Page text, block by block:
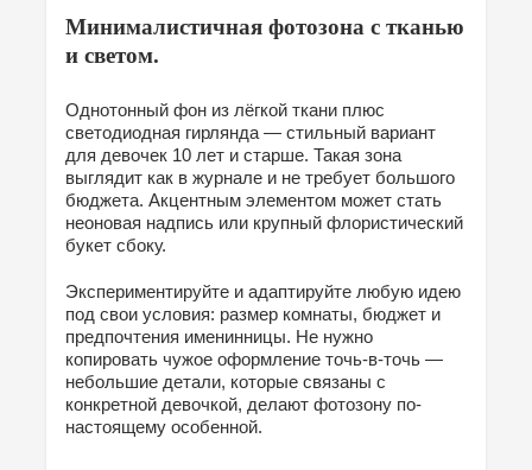
Минималистичная фотозона с тканью
и светом.
Однотонный фон из лёгкой ткани плюс
светодиодная гирлянда — стильный вариант
для девочек 10 лет и старше. Такая зона
выглядит как в журнале и не требует большого
бюджета. Акцентным элементом может стать
неоновая надпись или крупный флористический
букет сбоку.
Экспериментируйте и адаптируйте любую идею
под свои условия: размер комнаты, бюджет и
предпочтения именинницы. Не нужно
копировать чужое оформление точь-в-точь —
небольшие детали, которые связаны с
конкретной девочкой, делают фотозону по-
настоящему особенной.